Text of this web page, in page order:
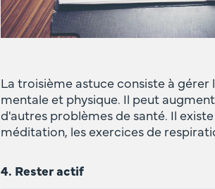
La troisième astuce consiste à
mentale et physique. Il peut
d'autres problèmes de santé. Il
méditation, les exercices de
4. Rester actif